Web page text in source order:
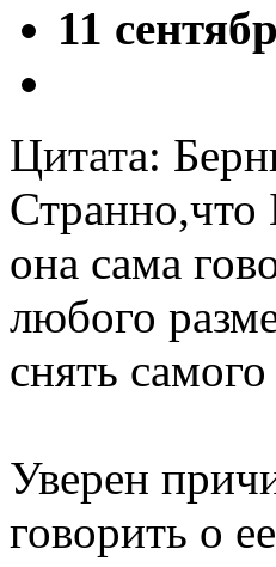
11
Цитата:
Странно,что
она сама
любого
снять
Уверен
говорить о